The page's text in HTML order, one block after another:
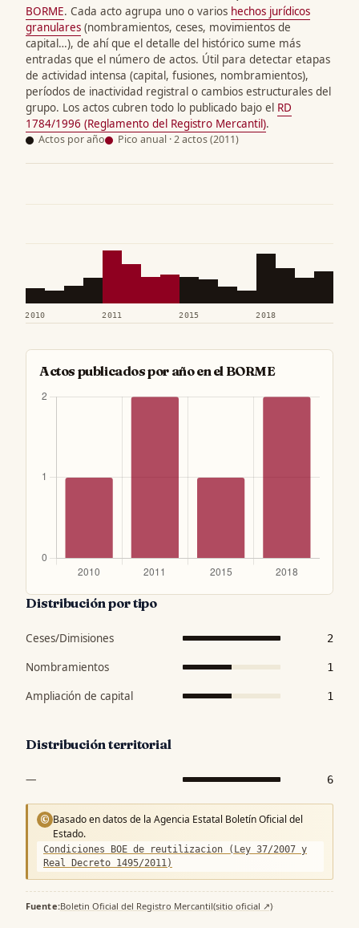
BORME. Cada acto agrupa uno o varios hechos jurídicos
granulares (nombramientos, ceses, movimientos de
capital…), de ahí que el detalle del histórico sume más
entradas que el número de actos. Útil para detectar etapas
de actividad intensa (capital, fusiones, nombramientos),
períodos de inactividad registral o cambios estructurales del
grupo. Los actos cubren todo lo publicado bajo el RD
1784/1996 (Reglamento del Registro Mercantil).
Actos por año Pico anual · 2 actos (2011)
2010 2011 2015 2018
Actos publicados por año en el BORME
Distribución por tipo
Ceses/Dimisiones 2
Nombramientos 1
Ampliación de capital 1
Distribución territorial
— 6
© Basado en datos de la Agencia Estatal Boletín Oficial del
Estado.
Condiciones BOE de reutilizacion (Ley 37/2007 y
Real Decreto 1495/2011)
Fuente:Boletin Oficial del Registro Mercantil(sitio oficial ↗)·